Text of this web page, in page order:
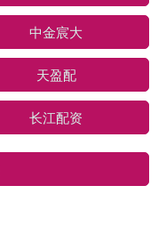
中金宸大
天盈配
长江配资